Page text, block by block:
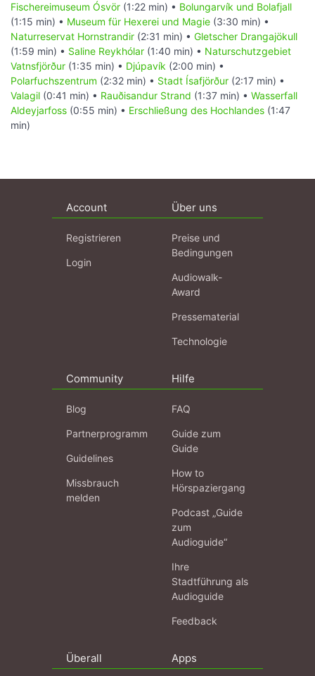
Fischereimuseum Ósvör (1:22 min) • Bolungarvík und Bolafjall
(1:15 min) • Museum für Hexerei und Magie (3:30 min) •
Naturreservat Hornstrandir (2:31 min) • Gletscher Drangajökull
(1:59 min) • Saline Reykhólar (1:40 min) • Naturschutzgebiet
Vatnsfjörður (1:35 min) • Djúpavík (2:00 min) •
Polarfuchszentrum (2:32 min) • Stadt Ísafjörður (2:17 min) •
Valagil (0:41 min) • Rauðisandur Strand (1:37 min) • Wasserfall
Aldeyjarfoss (0:55 min) • Erschließung des Hochlandes (1:47
min)
Account
Registrieren
Login
Über uns
Preise und
Bedingungen
Audiowalk-
Award
Pressematerial
Technologie
Community
Blog
Partnerprogramm
Guidelines
Missbrauch
melden
Hilfe
FAQ
Guide zum
Guide
How to
Hörspaziergang
Podcast „Guide
zum
Audioguide“
Ihre
Stadtführung als
Audioguide
Feedback
Überall Apps